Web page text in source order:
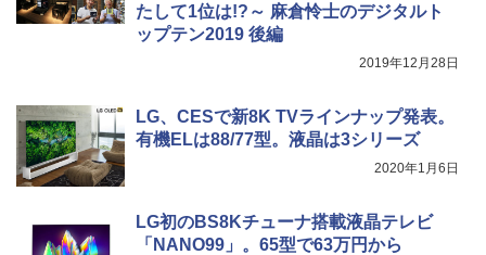
たして1位は!?～ 麻倉怜士のデジタルト
ップテン2019 後編
2019年12月28日
LG、CESで新8K TVラインナップ発表。
有機ELは88/77型。液晶は3シリーズ
2020年1月6日
LG初のBS8Kチューナ搭載液晶テレビ
「NANO99」。65型で63万円から